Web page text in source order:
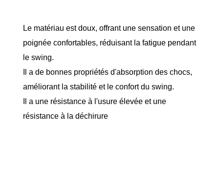
Le matériau est doux, offrant une sensation et une
poignée confortables, réduisant la fatigue pendant
le swing.
Il a de bonnes propriétés d'absorption des chocs,
améliorant la stabilité et le confort du swing.
Il a une résistance à l'usure élevée et une
résistance à la déchirure